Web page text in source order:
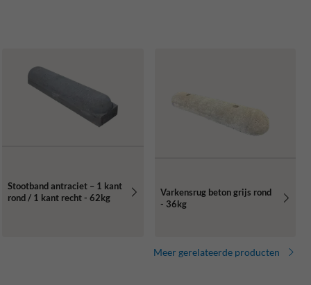
Stootband antraciet – 1 kant
rond / 1 kant recht - 62kg
Varkensrug beton grijs rond
- 36kg
Meer gerelateerde producten